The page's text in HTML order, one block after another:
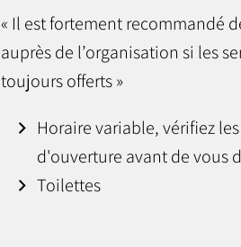
« Il est fortement recommandé
auprès de l’organisation si les
toujours offerts »
Horaire variable, vérifiez
d'ouverture avant de vous
Toilettes